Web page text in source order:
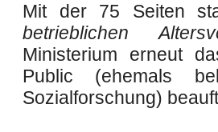
Mit der 75 Seiten
betrieblichen
Ministerium erneut
Public (ehemals
Sozialforschung)